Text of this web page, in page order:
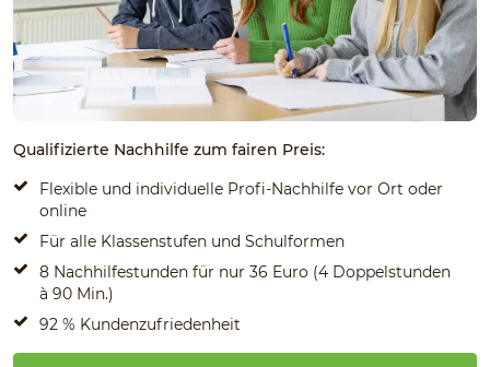
Qualifizierte Nachhilfe zum fairen Preis:
Flexible und individuelle Profi-Nachhilfe vor Ort oder
online
Für alle Klassenstufen und Schulformen
8 Nachhilfestunden für nur 36 Euro (4 Doppelstunden
à 90 Min.)
92 % Kundenzufriedenheit